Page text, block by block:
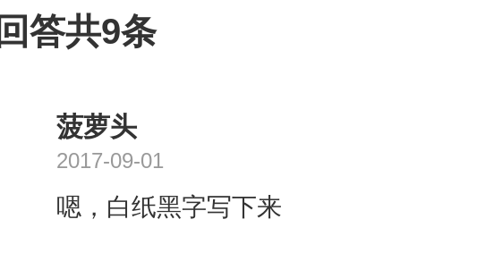
回答共9条
菠萝头
2017-09-01
嗯，白纸黑字写下来